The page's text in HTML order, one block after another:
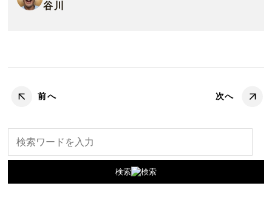
谷川
前へ 次へ
検索